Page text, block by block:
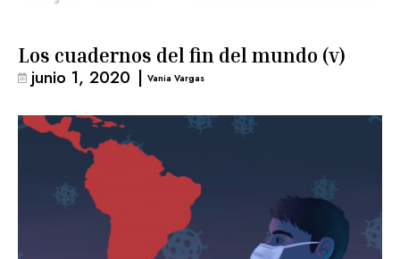
Los cuadernos del fin del mundo (v)
junio 1, 2020 | Vania Vargas